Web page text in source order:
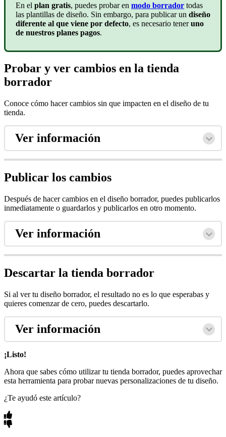
En el plan gratis, puedes probar en modo borrador todas
las plantillas de diseño. Sin embargo, para publicar un diseño
diferente al que viene por defecto, es necesario teneruno
de nuestros planes pagos.
Probar y ver cambios en la tienda
borrador
Conoce cómo hacer cambios sin que impacten en el diseño de tu
tienda.
Ver información
Publicar los cambios
Después de hacer cambios en el diseño borrador, puedes publicarlos
inmediatamente o guardarlos y publicarlos en otro momento.
Ver información
Descartar la tienda borrador
Si al ver tu diseño borrador, el resultado no es lo que esperabas y
quieres comenzar de cero, puedes descartarlo.
Ver información
¡Listo!
Ahora que sabes cómo utilizar tu tienda borrador, puedes aprovechar
esta herramienta para probar nuevas personalizaciones de tu diseño.
¿Te ayudó este artículo?